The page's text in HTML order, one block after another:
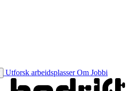
Utforsk arbeidsplasserOm Jobbi